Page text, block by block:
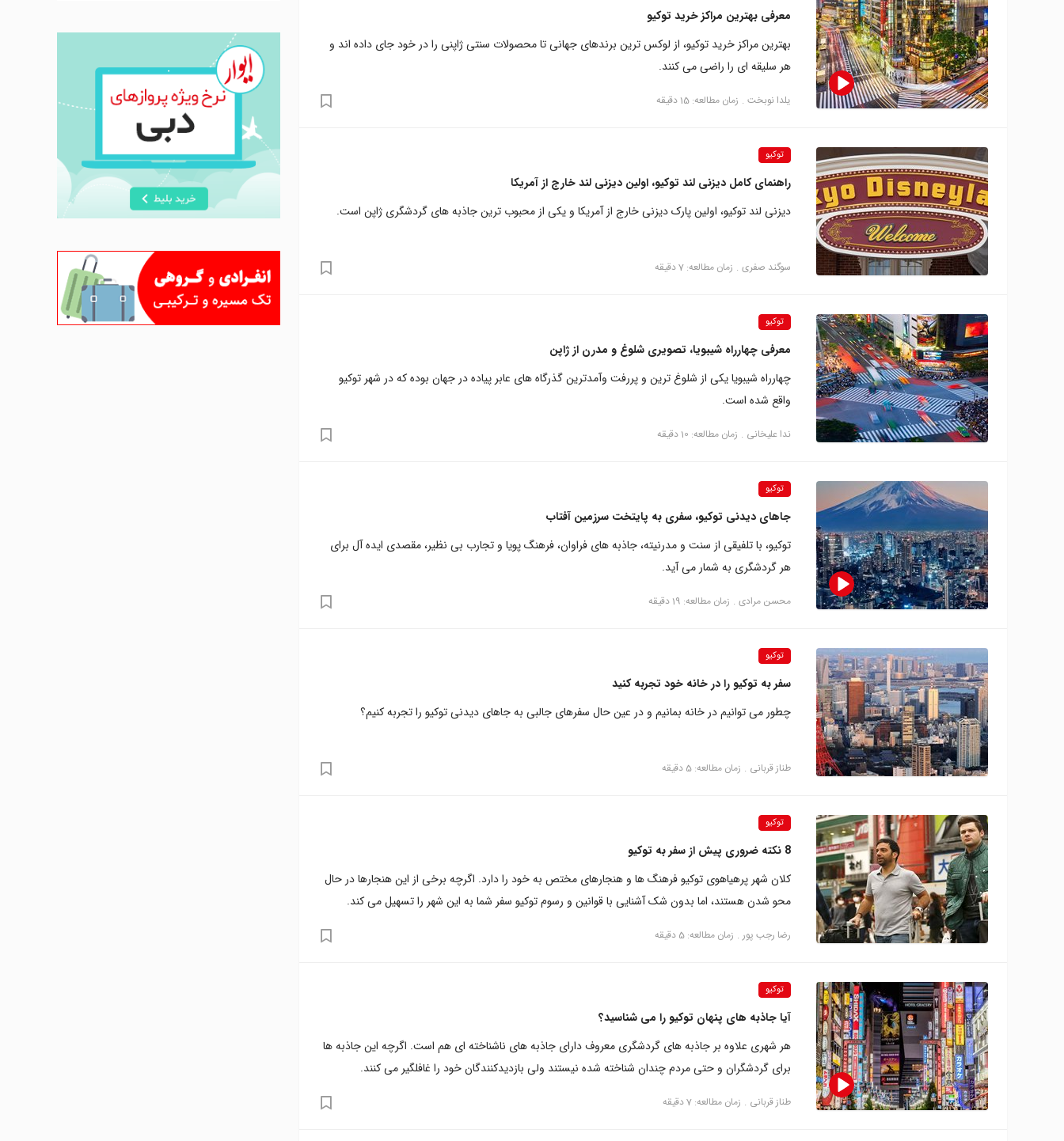
معرفی بهترین مراکز خرید توکیو
بهترین مراکز خرید توکیو، از لوکس ترین برندهای جهانی تا محصولات سنتی ژاپنی را در خود جای داده اند و
هر سلیقه ای را راضی می کنند.
یلدا نوبخت زمان مطالعه: 15 دقیقه
توکیو
راهنمای کامل دیزنی لند توکیو، اولین دیزنی لند خارج از آمریکا
دیزنی لند توکیو، اولین پارک دیزنی خارج از آمریکا و یکی از محبوب ترین جاذبه های گردشگری ژاپن است.
سوگند صفری زمان مطالعه: 7 دقیقه
توکیو
معرفی چهارراه شیبویا، تصویری شلوغ و مدرن از ژاپن
چهارراه شیبویا یکی از شلوغ ترین و پررفت وآمدترین گذرگاه های عابر پیاده در جهان بوده که در شهر توکیو
واقع شده است.
ندا علیخانی زمان مطالعه: 10 دقیقه
توکیو
جاهای دیدنی توکیو، سفری به پایتخت سرزمین آفتاب
توکیو، با تلفیقی از سنت و مدرنیته، جاذبه های فراوان، فرهنگ پویا و تجارب بی نظیر، مقصدی ایده آل برای
هر گردشگری به شمار می آید.
محسن مرادی زمان مطالعه: 19 دقیقه
توکیو
سفر به توکیو را در خانه خود تجربه کنید
چطور می توانیم در خانه بمانیم و در عین حال سفرهای جالبی به جاهای دیدنی توکیو را تجربه کنیم؟
طناز قربانی زمان مطالعه: 5 دقیقه
توکیو
8 نکته ضروری پیش از سفر به توکیو
کلان شهر پرهیاهوی توکیو فرهنگ ها و هنجارهای مختص به خود را دارد. اگرچه برخی از این هنجارها در حال
محو شدن هستند، اما بدون شک آشنایی با قوانین و رسوم توکیو سفر شما به این شهر را تسهیل می کند.
رضا‍ رجب پور زمان مطالعه: 5 دقیقه
توکیو
آیا جاذبه های پنهان توکیو را می شناسید؟
هر شهری علاوه بر جاذبه های گردشگری معروف دارای جاذبه های ناشناخته ای هم است. اگرچه این جاذبه ها
برای گردشگران و حتی مردم چندان شناخته شده نیستند ولی بازدیدکنندگان خود را غافلگیر می کنند.
طناز قربانی زمان مطالعه: 7 دقیقه